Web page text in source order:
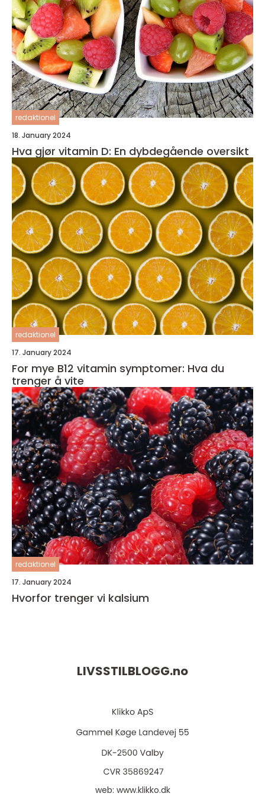
redaktionel
18. January 2024
Hva gjør vitamin D: En dybdegående oversikt
redaktionel
17. January 2024
For mye B12 vitamin symptomer: Hva du
trenger å vite
redaktionel
17. January 2024
Hvorfor trenger vi kalsium
LIVSSTILBLOGG.no
web: www.klikko.dk